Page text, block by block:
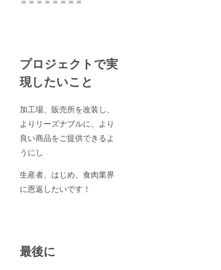
プロジェクトで実
現したいこと
加工場、販売所を改装し、
よりリーズナブルに、より
良い商品をご提供できるよ
うにし
生産者、はじめ、食肉業界
に恩返したいです！
最後に